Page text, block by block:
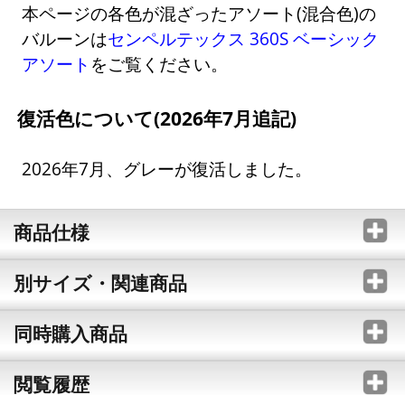
本ページの各色が混ざったアソート(混合色)の
バルーンはセンペルテックス 360S ベーシック
アソート をご覧ください。
復活色について(2026年7月追記)
2026年7月、グレーが復活しました。
商品仕様
別サイズ・関連商品
同時購入商品
閲覧履歴